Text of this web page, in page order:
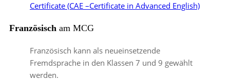
Certificate (CAE –Certificate in Advanced English)
Französisch am MCG
Französisch kann als neueinsetzende
Fremdsprache in den Klassen 7 und 9 gewählt
werden.